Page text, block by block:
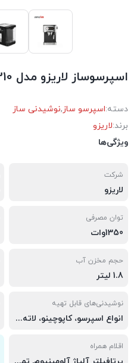
اسپرسوساز لاریزو مدل 1310
دسته:اسپرسو ساز,نوشیدنی ساز
برند:لاریزو
ویژگی‌ها
شرکت
لاریزو
توان مصرفی
1350وات
حجم مخزن آب
1.8 لیتر
نوشیدنی‌های قابل تهیه
انواع اسپرسو، کاپوچینو، لاته و موکا
اقلام همراه